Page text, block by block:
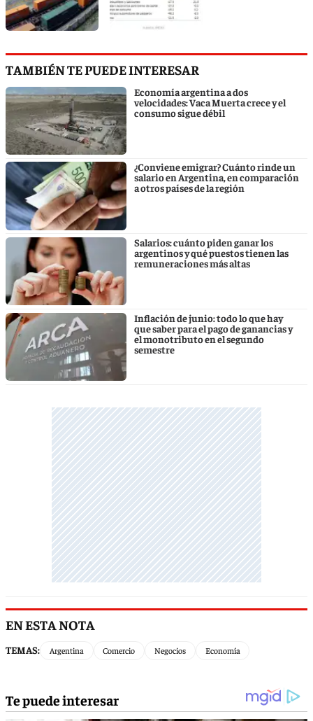
TAMBIÉN TE PUEDE INTERESAR
Economía argentina a dos
velocidades: Vaca Muerta crece y el
consumo sigue débil
¿Conviene emigrar? Cuánto rinde un
salario en Argentina, en comparación
a otros países de la región
Salarios: cuánto piden ganar los
argentinos y qué puestos tienen las
remuneraciones más altas
Inflación de junio: todo lo que hay
que saber para el pago de ganancias y
el monotributo en el segundo
semestre
EN ESTA NOTA
TEMAS: Argentina Comercio Negocios Economía